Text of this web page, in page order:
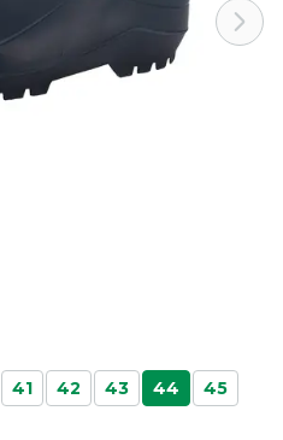
41 42 43 44
45